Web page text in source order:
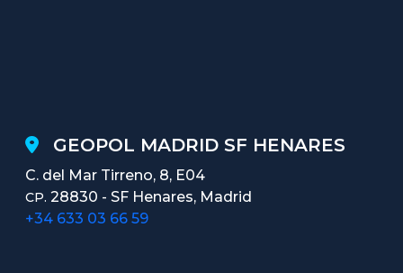
GEOPOL MADRID SF HENARES
C. del Mar Tirreno, 8, E04
CP. 28830 - SF Henares, Madrid
+34 633 03 66 59